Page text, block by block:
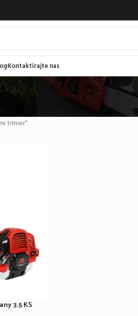
Kontaktirajte nas
trimer“
3.5 KS